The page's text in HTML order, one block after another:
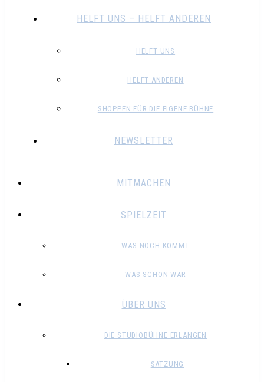
HELFT UNS – HELFT ANDEREN
HELFT UNS
HELFT ANDEREN
SHOPPEN FÜR DIE EIGENE BÜHNE
NEWSLETTER
MITMACHEN
SPIELZEIT
WAS NOCH KOMMT
WAS SCHON WAR
ÜBER UNS
DIE STUDIOBÜHNE ERLANGEN
SATZUNG